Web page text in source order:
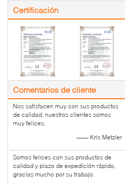
Certificación
Comentarios de cliente
Nos satisfacen muy con sus productos
de calidad, nuestros clientes somos
muy felices.
—— Kris Metzler
Somos felices con sus productos de
calidad y plazo de expedición rápido,
gracias mucho por su trabajo.